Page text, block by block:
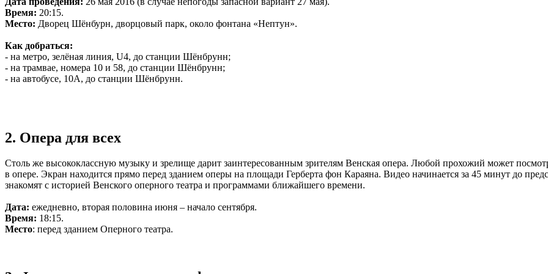
Время: 20:15.
Место: Дворец Шёнбурн, дворцовый парк, около фонтана «Нептун».
Как добраться:
- на метро, зелёная линия, U4, до станции Шёнбрунн;
- на трамвае, номера 10 и 58, до станции Шёнбрунн;
- на автобусе, 10А, до станции Шёнбрунн.
2. Опера для всех
Столь же высококлассную музыку и зрелище дарит заинтересованным зрителям Венская опера. Любой прохожий может
в опере. Экран находится прямо перед зданием оперы на площади Герберта фон Караяна. Видео начинается за 45 минут до
знакомят с историей Венского оперного театра и программами ближайшего времени.
Дата: ежедневно, вторая половина июня – начало сентября.
Время: 18:15.
Место: перед зданием Оперного театра.